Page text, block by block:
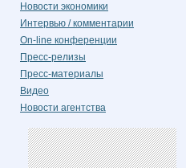
Новости экономики
Интервью / комментарии
On-line конференции
Пресс-релизы
Пресс-материалы
Видео
Новости агентства